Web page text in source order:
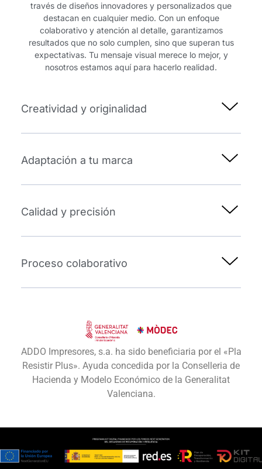
través de diseños innovadores y personalizados que
destacan en cualquier medio. Con un enfoque
colaborativo y atención al detalle, garantizamos
resultados que no solo cumplen, sino que superan tus
expectativas. Tu mensaje visual merece lo mejor, y
nosotros estamos aquí para hacerlo realidad.
Creatividad y originalidad
Adaptación a tu marca
Calidad y precisión
Proceso colaborativo
ADDO Impresores, s.a. ha sido beneficiaria por el «Pla
Resistir Plus». Ayuda concedida por la Conselleria de
Hacienda y Modelo Económico de la Generalitat
Valenciana.